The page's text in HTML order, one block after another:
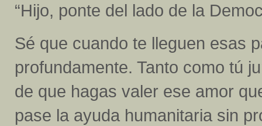
“Hijo, ponte del lado de la
Sé que cuando te lleguen esas
profundamente. Tanto como tú
de que hagas valer ese amor
pase la ayuda humanitaria sin